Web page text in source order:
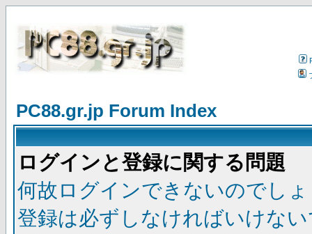
PC88.gr.jp Forum Index
ログインと登録に関する問題
何故ログインできないのでし
登録は必ずしなければいけな